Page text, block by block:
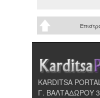
KARDITSA
Γ. ΒΑΛΤΑΔΩΡΟΥ